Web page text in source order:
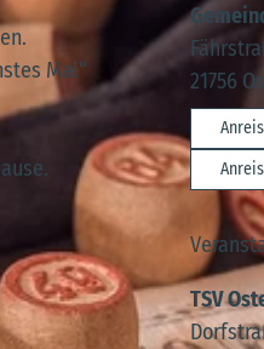
Mal“
21756
TSV